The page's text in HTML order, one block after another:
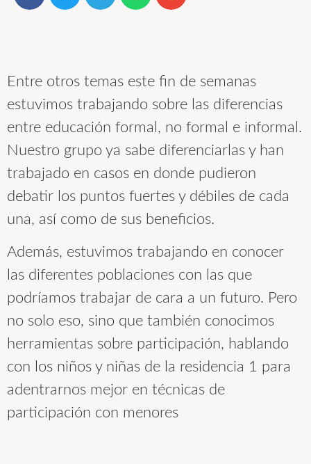
Entre otros temas este fin de semanas
estuvimos trabajando sobre las diferencias
entre educación formal, no formal e informal.
Nuestro grupo ya sabe diferenciarlas y han
trabajado en casos en donde pudieron
debatir los puntos fuertes y débiles de cada
una, así como de sus beneficios.
Además, estuvimos trabajando en conocer
las diferentes poblaciones con las que
podríamos trabajar de cara a un futuro. Pero
no solo eso, sino que también conocimos
herramientas sobre participación, hablando
con los niños y niñas de la residencia 1 para
adentrarnos mejor en técnicas de
participación con menores